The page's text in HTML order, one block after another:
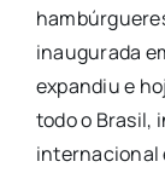
inaugurada
expandiu e
todo o Brasil,
internacional